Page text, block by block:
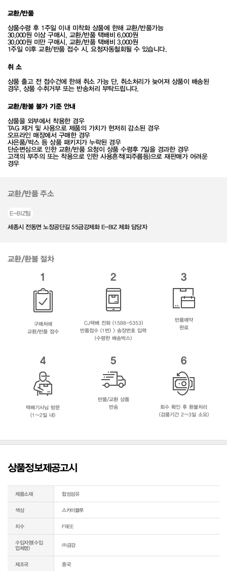
교환/반품
상품수령 후 1주일 이내 미착화 상품에 한해 교환/반품가능
30,000원 이상 구매시, 교환/반품 택배비 6,000원
30,000원 미만 구매시, 교환/반품 택배비 3,000원
1주일 이후 교환/반품 접수 시, 요청자동철회될 수 있습니다.
취 소
상품 출고 전 접수건에 한해 취소 가능 단, 취소처리가 늦어져 상품이 배송된
경우, 상품 수취거부 또는 반송처리 부탁드립니다.
교환/환불 불가 기준 안내
상품을 외부에서 착용한 경우
TAG 제거 및 사용으로 제품의 가치가 현저히 감소된 경우
오프라인 매장에서 구매한 경우
사은품/박스 등 상품 패키지가 누락된 경우
단순변심으로 인한 교환/반품 요청이 상품 수령후 7일을 경과한 경우
고객의 부주의 또는 착용으로 인한 사용흔적(피주름등)으로 재판매가 어려운
경우
교환/반품 주소
E-BIZ팀
세종시 전동면 노장공단길 55금강제화 E-BIZ 제화 담당자
교환/환불 절차
1
구매처에
교환/반품 접수
2
CJ택배 전화 (1588-5353)
반품접수 (1번) > 송장번호 입력
(수령한 배송박스)
3
반품예약
완료
4
택배기사님 방문
(1~2일 내)
5
반품/교환 상품
반송
6
회수 확인 후 환불처리
(검품기간 2~3일 소요)
상품정보제공고시
제품소재 합성섬유
색상 스카이블루
치수 FREE
수입자명(수입
업체명)
㈜금강
제조국 중국